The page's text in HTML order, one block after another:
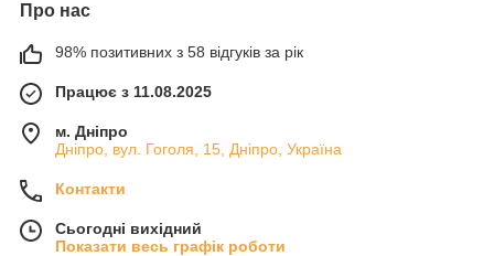
Про нас
98% позитивних з 58 відгуків за рік
Працює з 11.08.2025
м. Дніпро
Дніпро, вул. Гоголя, 15, Дніпро, Україна
Контакти
Сьогодні вихідний
Показати весь графік роботи